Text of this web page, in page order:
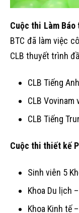
Cuộc thi Làm Báo
BTC đã làm việc
CLB thuyết trình
CLB Tiếng
CLB Vovinam
CLB Tiếng
Cuộc thi thiết kế
Sinh viên 5
Khoa Du lịch
Khoa Kinh tế